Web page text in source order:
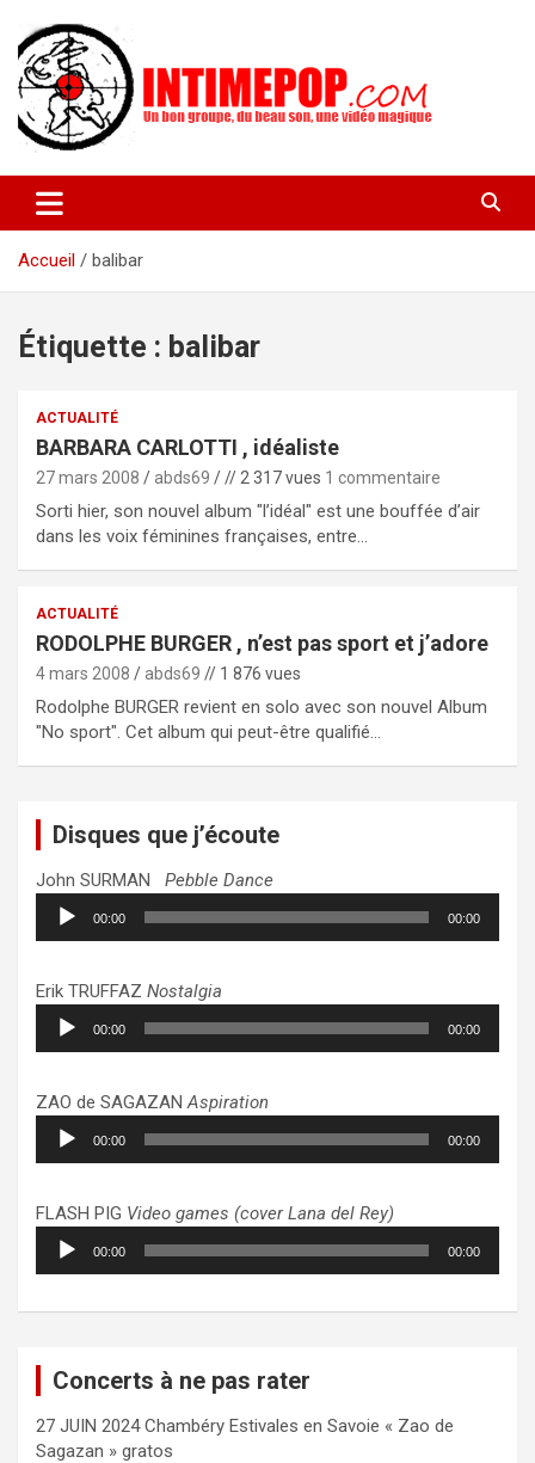
contenu
intimepop.com
actuelles pop rock, post-rock, indé sur Lyon. rock pop concert
lyon
Accueil
balibar
Étiquette : balibar
ACTUALITÉ
BARBARA CARLOTTI , idéaliste
27 mars 2008 abds69 // 2 317 vues 1 commentaire
Sorti hier, son nouvel album "l’idéal" est une bouffée d’air
dans les voix féminines françaises, entre…
ACTUALITÉ
RODOLPHE BURGER , n’est pas sport et j’adore
4 mars 2008 abds69 // 1 876 vues
Rodolphe BURGER revient en solo avec son nouvel Album
"No sport". Cet album qui peut-être qualifié…
Disques que j’écoute
John SURMAN Pebble Dance
Lecteur
audio
00:00 00:00
Erik TRUFFAZ Nostalgia
Lecteur
audio
00:00 00:00
ZAO de SAGAZANAspiration
Lecteur
audio
00:00 00:00
FLASH PIG Video games (cover Lana del Rey)
Lecteur
audio
00:00 00:00
Concerts à ne pas rater
27 JUIN 2024 Chambéry Estivales en Savoie « Zao de
Sagazan » gratos